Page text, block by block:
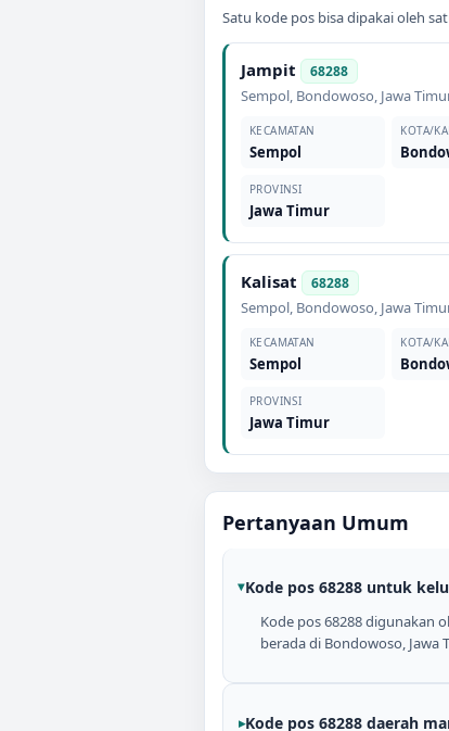
Satu kode pos bisa dipakai oleh
Jampit 68288
Sempol, Bondowoso, Jawa
KECAMATAN
Sempol
KOTA/
PROVINSI
Jawa Timur
Kalisat 68288
Sempol, Bondowoso, Jawa
KECAMATAN
Sempol
KOTA/
PROVINSI
Jawa Timur
Pertanyaan Umum
Kode pos 68288 untuk
Kode pos 68288 digunakan
berada di Bondowoso, Jawa
Kode pos 68288 daerah